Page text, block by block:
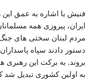
فنیش با اشاره به عمق این
مردم لبنان سختی های
دستور دادند سپاه
بروند. به برکت این رهبری
به اولین کشوری تبدیل